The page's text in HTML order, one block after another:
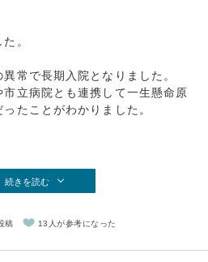
。
常で長期入院となりました。
立病院とも連携して一生懸命原
たことがわかりました。
続きを読む
稿 13人が参考になった